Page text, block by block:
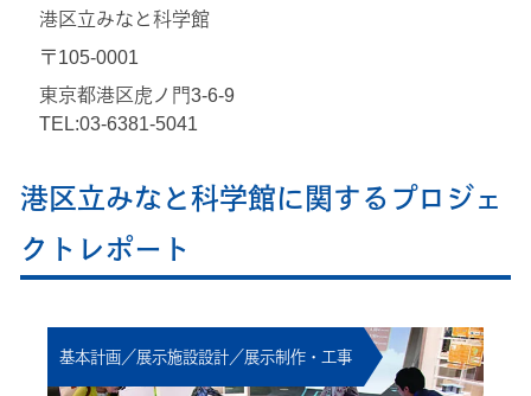
港区立みなと科学館
〒105-0001
東京都港区虎ノ門3-6-9
TEL:03-6381-5041
港区立みなと科学館に関するプロジェ
クトレポート
基本計画／展示施設設計／展示制作・工事